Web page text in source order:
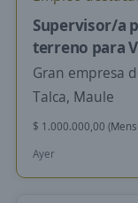
Supervisor/a
terreno para
Gran empresa
Talca, Maule
$ 1.000.000,00
Ayer